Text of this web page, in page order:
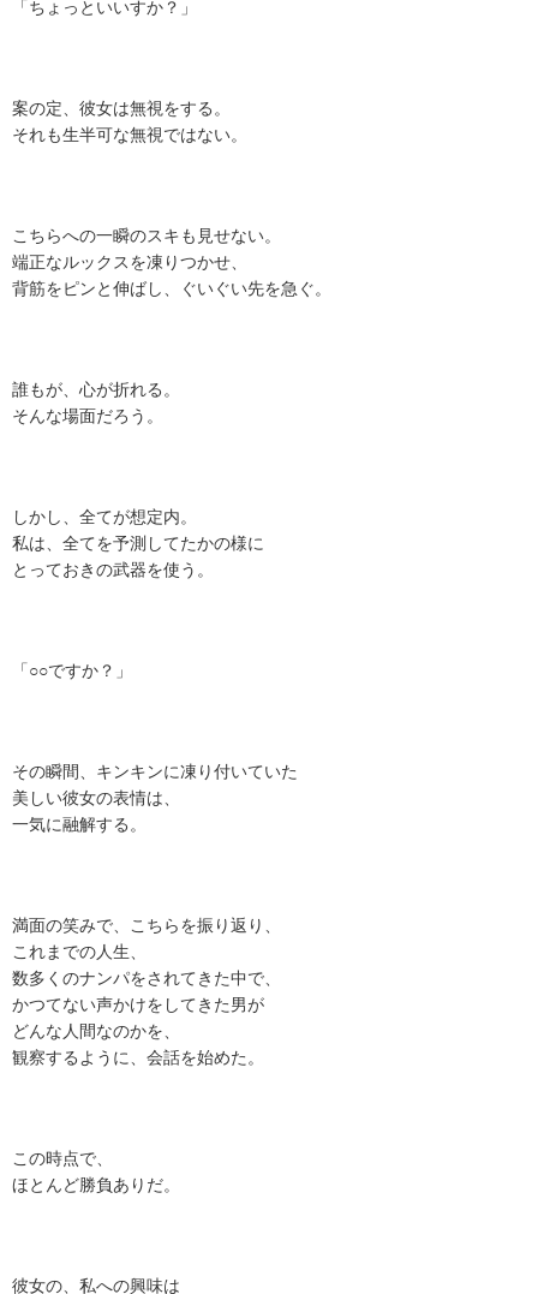
「ちょっといいすか？」
案の定、彼女は無視をする。
それも生半可な無視ではない。
こちらへの一瞬のスキも見せない。
端正なルックスを凍りつかせ、
背筋をピンと伸ばし、ぐいぐい先を急ぐ。
誰もが、心が折れる。
そんな場面だろう。
しかし、全てが想定内。
私は、全てを予測してたかの様に
とっておきの武器を使う。
「○○ですか？」
その瞬間、キンキンに凍り付いていた
美しい彼女の表情は、
一気に融解する。
満面の笑みで、こちらを振り返り、
これまでの人生、
数多くのナンパをされてきた中で、
かつてない声かけをしてきた男が
どんな人間なのかを、
観察するように、会話を始めた。
この時点で、
ほとんど勝負ありだ。
彼女の、私への興味は